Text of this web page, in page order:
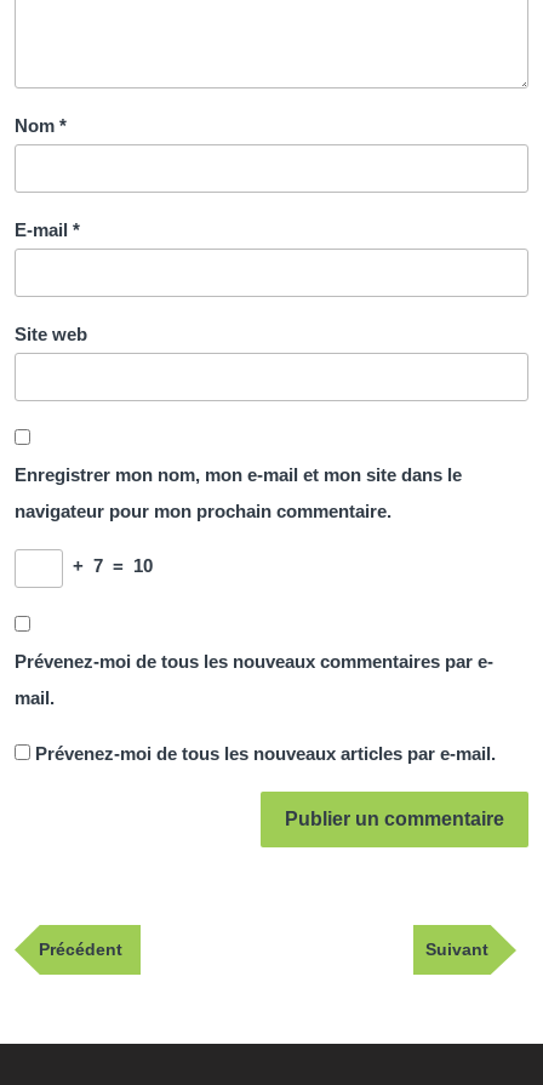
Nom *
E-mail *
Site web
Enregistrer mon nom, mon e-mail et mon site dans le
navigateur pour mon prochain commentaire.
+ 7 = 10
Prévenez-moi de tous les nouveaux commentaires par e-
mail.
Prévenez-moi de tous les nouveaux articles par e-mail.
Navigation
dePublication
précédente
Précédent
Article
suivant
Suivant